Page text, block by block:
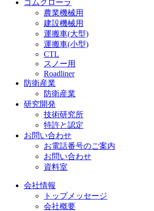
ゴムクローラ
農業機械用
建設機械用
運搬車(大型)
運搬車(小型)
CTL
スノー用
Roadliner
防衛産業
防衛産業
研究開発
技術研究所
特許と認定
お問い合わせ
お電話番号のご案内
お問い合わせ
資料室
会社情報
トップメッセージ
会社概要